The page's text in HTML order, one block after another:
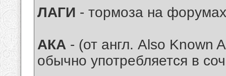
ЛАГИ - тормоза на
АКА - (от англ. Also Known
обычно употребляется в